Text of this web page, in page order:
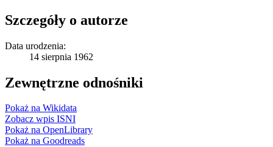
Szczegóły o autorze
Data urodzenia:
14 sierpnia 1962
Zewnętrzne odnośniki
Pokaż na Wikidata
Zobacz wpis ISNI
Pokaż na OpenLibrary
Pokaż na Goodreads